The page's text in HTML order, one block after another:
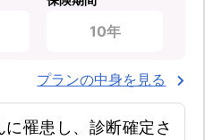
10年
プランの中身を見る
罹患し、診断確定さ